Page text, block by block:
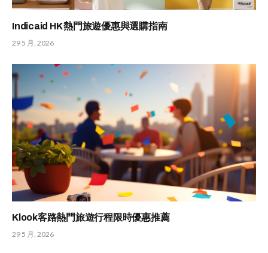
Indicaid HK 熱門旅遊優惠與選購指南
29 5 月, 2026
Klook客路熱門旅遊行程限時優惠推薦
29 5 月, 2026